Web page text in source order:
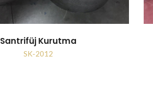
Santrifüj Kurutma
SK-2012